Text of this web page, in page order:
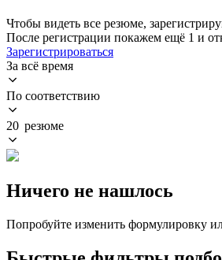
Чтобы видеть все резюме,
После регистрации покажем ещё 1 и
Зарегистрироваться
За всё время
По соответствию
20 резюме
Ничего не нашлось
Попробуйте изменить формулировку